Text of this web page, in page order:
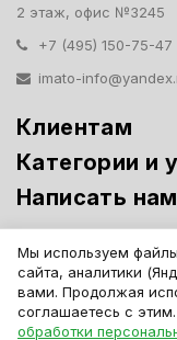
2 этаж, офис №3245
+7 (495) 150-75-47
imato-
Клиентам
Категории и
Написать нам
Витрины премиум-
IMATO. Интернет
ИНН
Мы используем
сайта, аналитики
вами. Продолжая
соглашаетесь с
обработки